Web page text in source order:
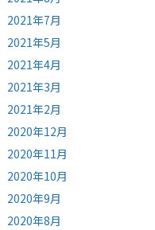
2021年7月
2021年5月
2021年4月
2021年3月
2021年2月
2020年12月
2020年11月
2020年10月
2020年9月
2020年8月